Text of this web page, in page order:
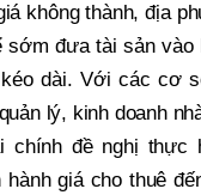
không thành, địa
sớm đưa tài sản
dài. Với các cơ
lý, kinh doanh
chính đề nghị thực
hành giá cho thuê